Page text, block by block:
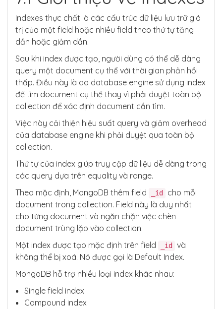
Indexes thực chất là các cấu trúc dữ liệu lưu trữ giá
trị của một field hoặc nhiều field theo thứ tự tăng
dần hoặc giảm dần.
Sau khi index được tạo, người dùng có thể dễ dàng
query một document cụ thể với thời gian phản hồi
thấp. Điều này là do database engine sử dụng index
để tìm document cụ thể thay vì phải duyệt toàn bộ
collection để xác định document cần tìm.
Việc này cải thiện hiệu suất query và giảm overhead
của database engine khi phải duyệt qua toàn bộ
collection.
Thứ tự của index giúp truy cập dữ liệu dễ dàng trong
các query dựa trên equality và range.
Theo mặc định, MongoDB thêm field
_id
cho mỗi
document trong collection. Field này là duy nhất
cho từng document và ngăn chặn việc chèn
document trùng lặp vào collection.
Một index được tạo mặc định trên field
_id
và
không thể bị xoá. Nó được gọi là Default Index.
MongoDB hỗ trợ nhiều loại index khác nhau:
Single field index
Compound index